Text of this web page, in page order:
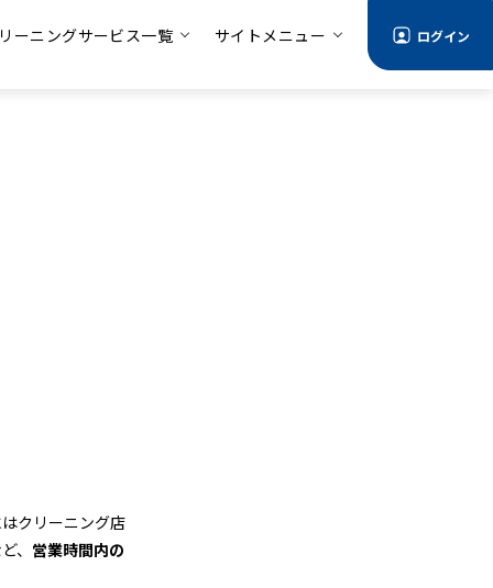
ーニングサービス一覧 サイトメニュー ログイン
クリーニング店
、 営業時間内の